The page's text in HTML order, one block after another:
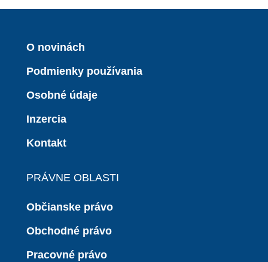
O novinách
Podmienky používania
Osobné údaje
Inzercia
Kontakt
PRÁVNE OBLASTI
Občianske právo
Obchodné právo
Pracovné právo